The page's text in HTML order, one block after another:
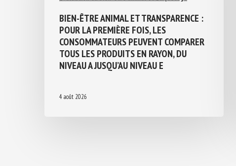
BIEN-ÊTRE ANIMAL ET TRANSPARENCE :
POUR LA PREMIÈRE FOIS, LES
CONSOMMATEURS PEUVENT COMPARER
TOUS LES PRODUITS EN RAYON, DU
NIVEAU A JUSQU’AU NIVEAU E
4 août 2026